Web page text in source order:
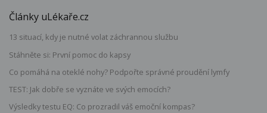
Články uLékaře.cz
13 situací, kdy je nutné volat záchrannou službu
Stáhněte si: První pomoc do kapsy
Co pomáhá na oteklé nohy? Podpořte správné proudění lymfy
TEST: Jak dobře se vyznáte ve svých emocích?
Výsledky testu EQ: Co prozradil váš emoční kompas?